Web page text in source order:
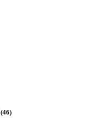
(46)